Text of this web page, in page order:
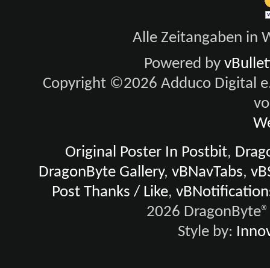
Alle Zeitangaben in
Powered by
Copyright ©2026 Adduco Digital
Original Poster In Postbit,
DragonByte Gallery,vBNavTabs,
Post Thanks / Like,
2026
Style by: